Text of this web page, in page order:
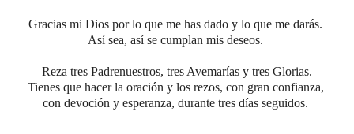
Gracias mi Dios por lo que me has dado y lo que me darás.
Así sea, así se cumplan mis deseos.
Reza tres Padrenuestros, tres Avemarías y tres Glorias.
Tienes que hacer la oración y los rezos, con gran confianza,
con devoción y esperanza, durante tres días seguidos.